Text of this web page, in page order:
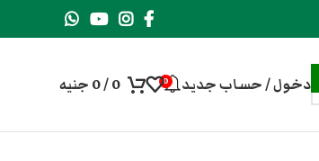
دخول / حساب جديد 0
0
/
0 جنيه